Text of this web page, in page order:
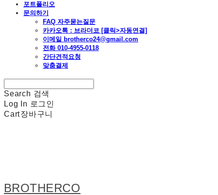
포트폴리오
문의하기
FAQ 자주묻는질문
카카오톡 : 브라더코 [클릭>자동연결]
이메일 brotherco24@gmail.com
전화 010-4955-0118
간단견적요청
맞춤결제
Search 검색
Log In 로그인
Cart장바구니
BROTHERCO